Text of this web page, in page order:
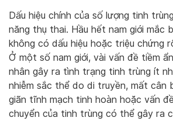
Dấu hiệu chính của số lượng tinh
năng thụ thai. Hầu hết nam giới mắc
không có dấu hiệu hoặc triệu chứng
Ở một số nam giới, vài vấn đề tiềm
nhân gây ra tình trạng tinh trùng ít
nhiễm sắc thể do di truyền, mất cân
giãn tĩnh mạch tinh hoàn hoặc vấn
chuyển của tinh trùng có thể gây ra